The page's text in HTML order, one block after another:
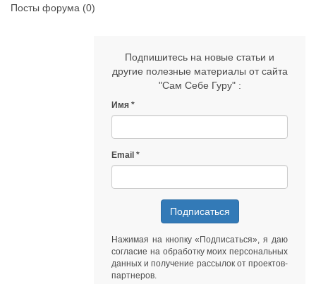
Посты форума (0)
Подпишитесь на новые статьи и
другие полезные материалы от сайта
"Сам Себе Гуру" :
Имя
Email
Подписаться
Нажимая на кнопку «Подписаться», я даю
согласие на обработку моих персональных
данных и получение рассылок от проектов-
партнеров.